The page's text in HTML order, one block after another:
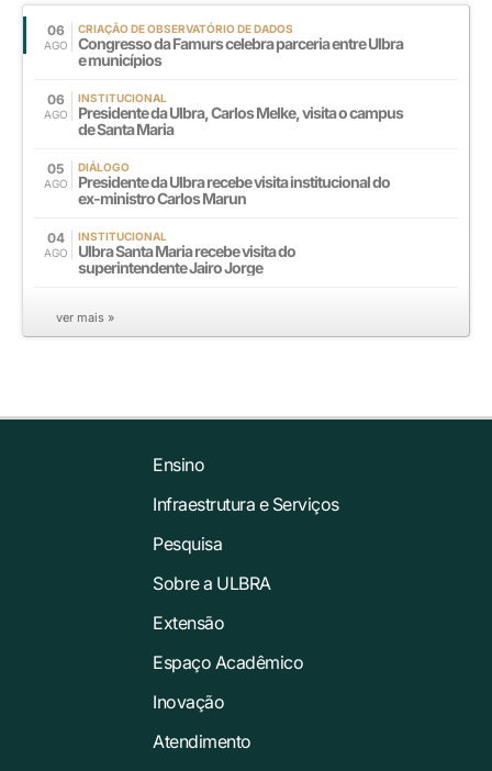
06
AGO
CRIAÇÃO DE OBSERVATÓRIO DE DADOS
Congresso da Famurs celebra parceria entre Ulbra
e municípios
06
AGO
INSTITUCIONAL
Presidente da Ulbra, Carlos Melke, visita o campus
de Santa Maria
05
AGO
DIÁLOGO
Presidente da Ulbra recebe visita institucional do
ex-ministro Carlos Marun
04
AGO
INSTITUCIONAL
Ulbra Santa Maria recebe visita do
superintendente Jairo Jorge
ver mais »
Ensino
Infraestrutura e Serviços
Pesquisa
Sobre a ULBRA
Extensão
Espaço Acadêmico
Inovação
Atendimento